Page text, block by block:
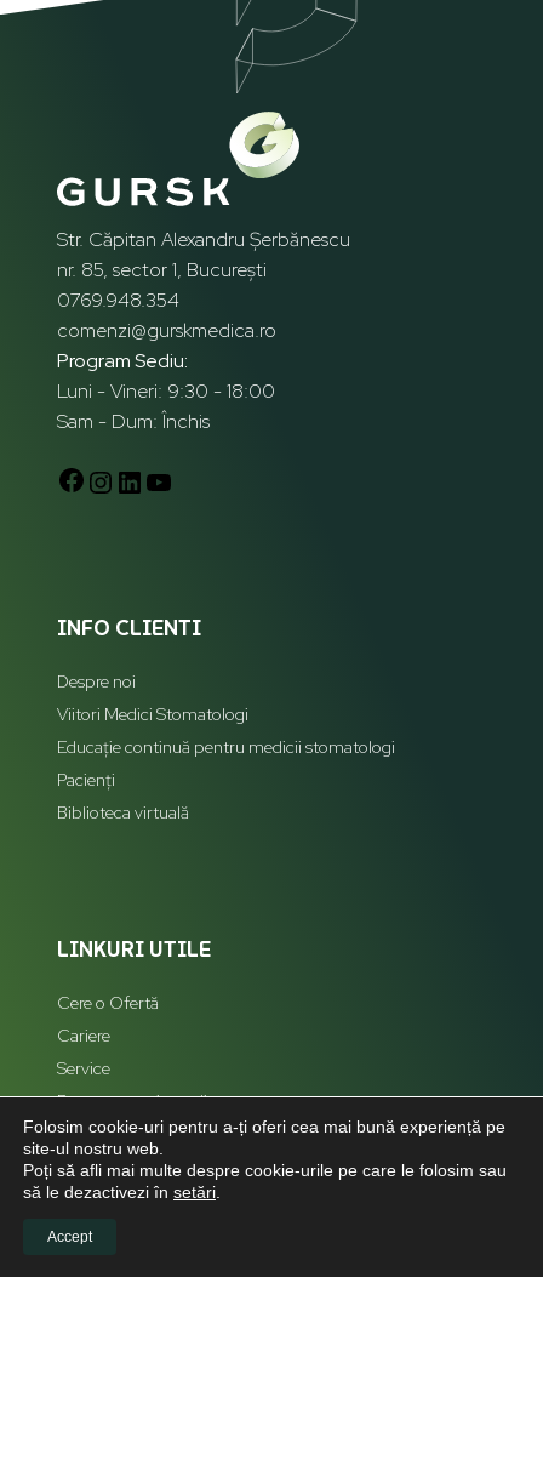
Str. Căpitan Alexandru Șerbănescu
nr. 85, sector 1, București
0769.948.354
comenzi@gurskmedica.ro
Program Sediu:
Luni - Vineri: 9:30 - 18:00
Sam - Dum: Închis
INFO CLIENTI
Despre noi
Viitori Medici Stomatologi
Educație continuă pentru medicii stomatologi
Pacienți
Biblioteca virtuală
LINKURI UTILE
Cere o Ofertă
Cariere
Service
Reprezentanți zonali
Hartă Site
LEGAL
Folosim cookie-uri pentru a-ți oferi cea mai bună experiență pe
site-ul nostru web.
Poți să afli mai multe despre cookie-urile pe care le folosim sau
să le dezactivezi în setări
Accept